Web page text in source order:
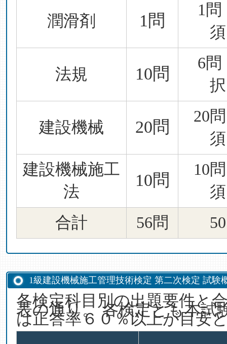
潤滑剤 1問
1問
法規 10問
6問
建設機械 20問
20
建設機械施工
法
10問
10
合計
56問
1級建設機械施工管理技術検定 第二次検定 試験
各検定科目別の出題要件と
表の通り。 各検定とも本試
は正答率６０％以上が目安